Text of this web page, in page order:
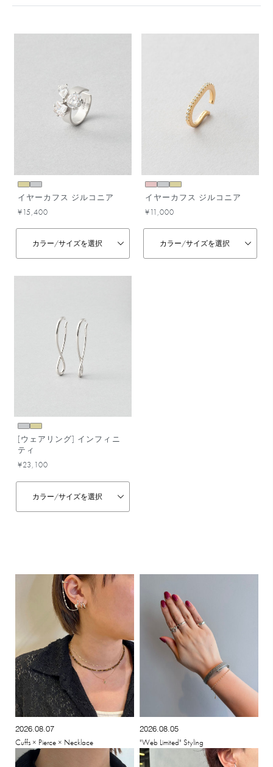
イヤーカフス ジルコニア
¥15,400
カラー/サイズを選択
イヤーカフス ジルコニア
¥11,000
カラー/サイズを選択
[ウェアリング] インフィニ
ティ
¥23,100
カラー/サイズを選択
2026.08.07
Cuffs × Pierce × Necklace
2026.08.05
"Web Limited" Styling